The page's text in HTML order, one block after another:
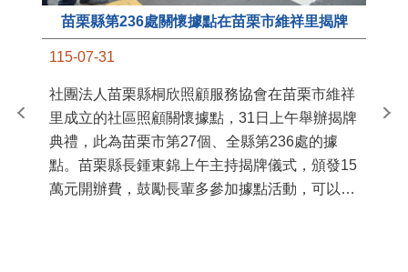
苗栗縣第236處關懷據點在苗栗市維祥里揭牌
115-07-31
社團法人苗栗縣桐欣照顧服務協會在苗栗市維祥
里成立的社區照顧關懷據點，31日上午舉辦揭牌
典禮，此為苗栗市第27個、全縣第236處的據
點。苗栗縣長鍾東錦上午主持揭牌儀式，頒發15
萬元開辦費，鼓勵長輩多參加據點活動，可以更
苗